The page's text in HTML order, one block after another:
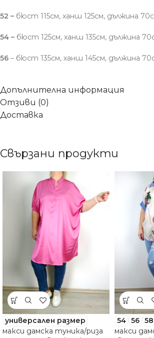
52 – бюст 115см, ханш 125см, дължина
54 – бюст 125см, ханш 135см, дължина
56 – бюст 135см, ханш 145см, дължина
Допълнителна информация
Отзиви (0)
Доставка
Свързани продукти
универсален размер
макси дамска туника/риза
54 56 58
макси